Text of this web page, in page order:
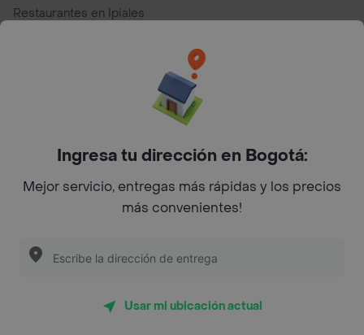
Restaurantes en Ipiales
Top Marcas y Cadenas de Restaurantes
Encuéntranos en estos países
App Store Google play
Restaurantes cerca de mi para pedir Comida a Domicilio -
Ingresa tu dirección en Bogotá:
Mejor servicio, entregas más rápidas y los precios
más convenientes!
Usar mi ubicación actual